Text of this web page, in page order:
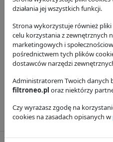
Filtr oleju silnika
P554407
Donaldson
41.23 zł
Filtr
P556245
16.65 zł
działania jej wszystkich funkcji.
Strona wykorzystuje również
celu korzystania z zewnętrznych
marketingowych i
pośrednictwem tych plików
dostawców narzędzi
Administratorem Twoich danych
filtroneo.pl oraz niektórzy
Czy wyrażasz zgodę na
cookies na zasadach opisanych w